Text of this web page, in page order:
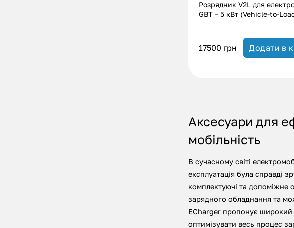
Розрядник V2L для
GBT – 5 кВт (Vehicle-to-
17500 грн Додати в
Аксесуари для
мобільність
В сучасному світі
експлуатація була справді
комплектуючі та допоміжне
зарядного обладнання та
ECharger пропонує широкий
оптимізувати весь процес